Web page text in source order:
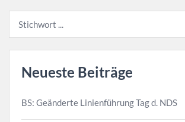
Neueste Beiträge
BS: Geänderte Linienführung Tag d. NDS